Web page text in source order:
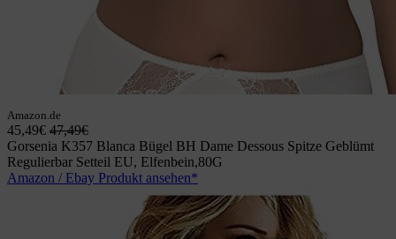
Amazon.de
45,49€ 47,49€
Gorsenia K357 Blanca Bügel BH Dame Dessous Spitze Geblümt
Regulierbar Setteil EU, Elfenbein,80G
Amazon / Ebay Produkt ansehen*